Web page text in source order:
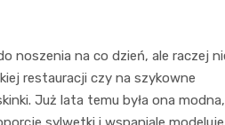
noszenia na co dzień, ale raczej
restauracji czy na szykowne
Już lata temu była ona modna,